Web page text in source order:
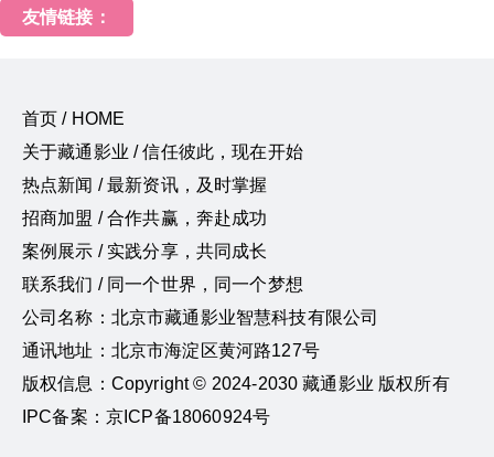
友情链接：
首页 / HOME
关于藏通影业 / 信任彼此，现在开始
热点新闻 / 最新资讯，及时掌握
招商加盟 / 合作共赢，奔赴成功
案例展示 / 实践分享，共同成长
联系我们 / 同一个世界，同一个梦想
公司名称：北京市藏通影业智慧科技有限公司
通讯地址：北京市海淀区黄河路127号
版权信息：Copyright © 2024-2030 藏通影业 版权所有
IPC备案：京ICP备18060924号